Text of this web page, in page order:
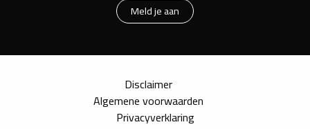
Meld je aan
Disclaimer
Algemene voorwaarden
Privacyverklaring